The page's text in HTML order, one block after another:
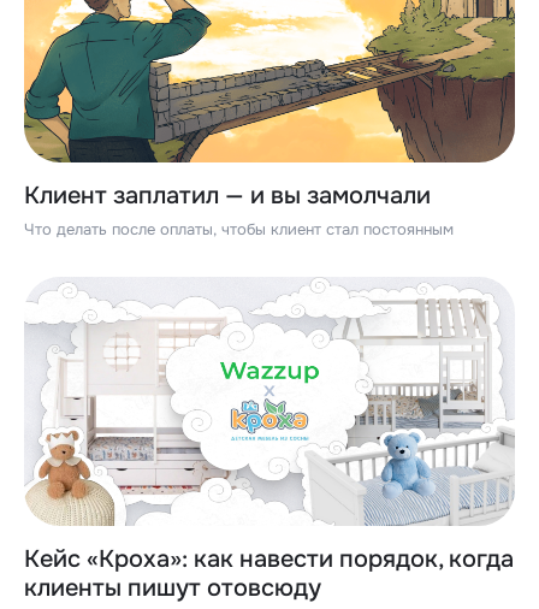
Клиент заплатил — и вы замолчали
Что делать после оплаты, чтобы клиент стал постоянным
Кейс «Кроха»: как навести порядок, когда
клиенты пишут отовсюду